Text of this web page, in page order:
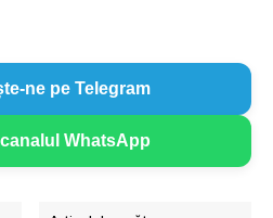
ne pe Telegram
canalul WhatsApp